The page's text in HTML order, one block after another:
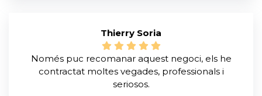
Thierry Soria
Només puc recomanar aquest negoci, els he
contractat moltes vegades, professionals i
seriosos.